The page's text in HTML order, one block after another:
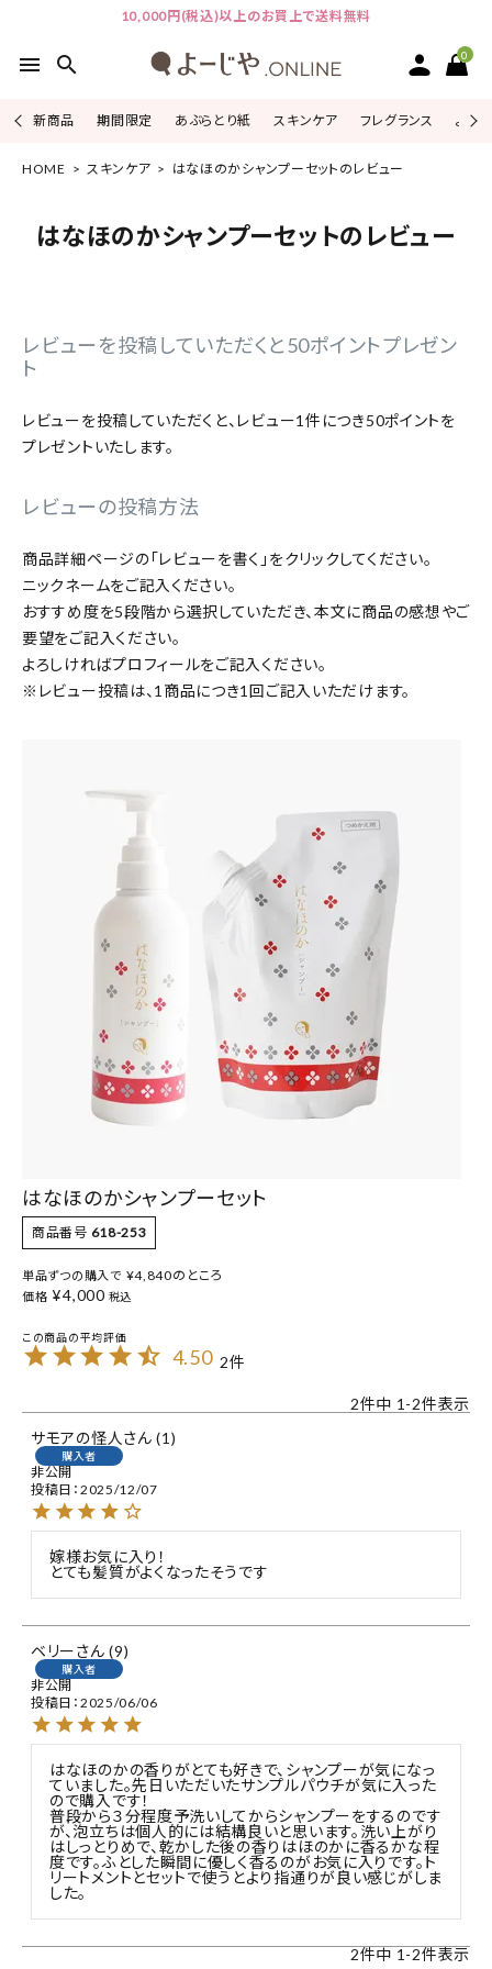
10,000円(税込)以上のお買上で送料無料
menu search 0
新商品 期間限定 あぶらとり紙 スキンケア フレグランス よじ
ACCOUNT MENU
カテゴリーから探す
シリーズから探す
お知らせ
ご利用ガイド
お客さま向け窓口(お問い合わせ)
メディアさま向け窓口
HOME スキンケア はなほのかシャンプーセットのレビュー
はなほのかシャンプーセットのレビュー
レビューを投稿していただくと50ポイントプレゼン
ト
レビューを投稿していただくと、レビュー1件につき50ポイントを
プレゼントいたします。
レビューの投稿方法
商品詳細ページの「レビューを書く」をクリックしてください。
ニックネームをご記入ください。
おすすめ度を5段階から選択していただき、本文に商品の感想やご
要望をご記入ください。
よろしければプロフィールをご記入ください。
※レビュー投稿は、1商品につき1回ご記入いただけます。
はなほのかシャンプーセット
商品番号 618-253
単品ずつの購入で ¥4,840のところ
価格 ¥4,000 税込
4.50 2
2件中 1 -2件表示
サモアの怪人
1
購入者
非公開
投稿日 2025/12/07
嫁様お気に入り！
とても髪質がよくなったそうです
ベリー 9
購入者
非公開
投稿日 2025/06/06
はなほのかの香りがとても好きで、シャンプーが気になっ
ていました。先日いただいたサンプルパウチが気に入った
ので購入です！
普段から３分程度予洗いしてからシャンプーをするのです
が、泡立ちは個人的には結構良いと思います。洗い上がり
はしっとりめで、乾かした後の香りはほのかに香るかな程
度です。ふとした瞬間に優しく香るのがお気に入りです。ト
リートメントとセットで使うとより指通りが良い感じがしま
2件中 1 -2件表示